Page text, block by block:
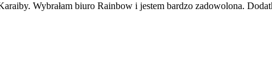
Wybrałam biuro Rainbow i jestem bardzo zadowolona.